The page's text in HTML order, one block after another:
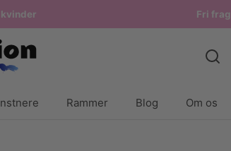
Fri
Rammer Blog Om os